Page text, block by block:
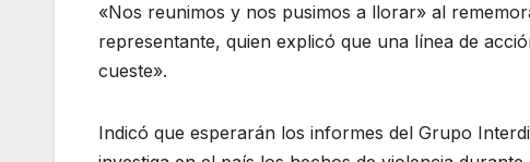
«Nos reunimos y nos pusimos a llorar» al
representante, quien explicó que una línea de
cueste».
Indicó que esperarán los informes del Grupo